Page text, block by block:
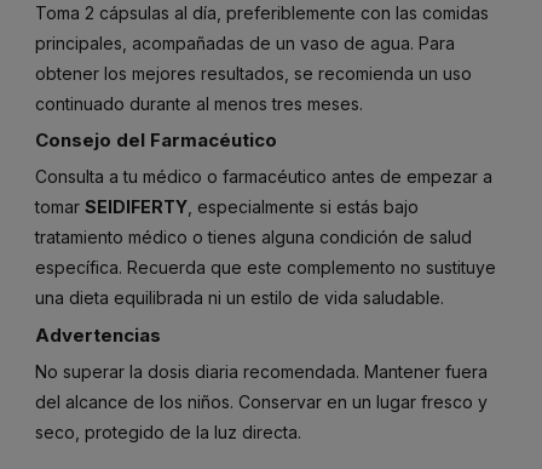
Toma 2 cápsulas al día, preferiblemente con las comidas
principales, acompañadas de un vaso de agua. Para
obtener los mejores resultados, se recomienda un uso
continuado durante al menos tres meses.
Consejo del Farmacéutico
Consulta a tu médico o farmacéutico antes de empezar a
tomar SEIDIFERTY , especialmente si estás bajo
tratamiento médico o tienes alguna condición de salud
específica. Recuerda que este complemento no sustituye
una dieta equilibrada ni un estilo de vida saludable.
Advertencias
No superar la dosis diaria recomendada. Mantener fuera
del alcance de los niños. Conservar en un lugar fresco y
seco, protegido de la luz directa.